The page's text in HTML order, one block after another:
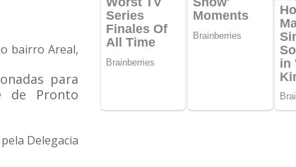
bairro Areal,
para
de Pronto
Delegacia